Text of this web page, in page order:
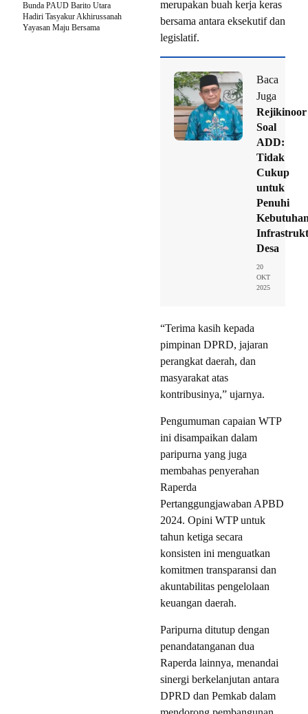
merupakan buah kerja keras
bersama antara eksekutif dan
legislatif.
Baca
Juga
Rejikinoor
Soal
ADD:
Tidak
Cukup
untuk
Penuhi
Desa
20
OKT
2025
“Terima kasih kepada
pimpinan DPRD, jajaran
perangkat daerah, dan
masyarakat atas
kontribusinya,” ujarnya.
Pengumuman capaian WTP
ini disampaikan dalam
paripurna yang juga
membahas penyerahan
Raperda
Pertanggungjawaban APBD
2024. Opini WTP untuk
tahun ketiga secara
konsisten ini menguatkan
komitmen transparansi dan
akuntabilitas pengelolaan
keuangan daerah.
Paripurna ditutup dengan
penandatanganan dua
Raperda lainnya, menandai
sinergi berkelanjutan antara
DPRD dan Pemkab dalam
Bunda PAUD Barito Utara
Hadiri Tasyakur Akhirussanah
Yayasan Maju Bersama